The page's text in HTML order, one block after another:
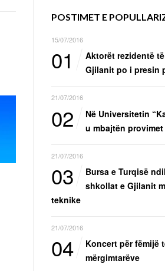
POSTIMET E
15/07/2016
01
Aktorët rezidentë
Gjilanit po i presin
21/07/2016
02
Në Universitetin
u mbajtën
21/07/2016
03
Bursa e Turqisë
shkollat e Gjilanit
teknike
21/07/2016
04
Koncert për fëmijë
mërgimtarëve